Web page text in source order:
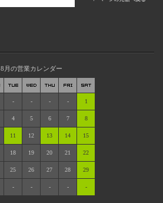
8月の営業カレンダー
- - - - 1
4 5 6 7 8
11 12 13 14 15
18 19 20 21 22
25 26 27 28 29
- - - - -